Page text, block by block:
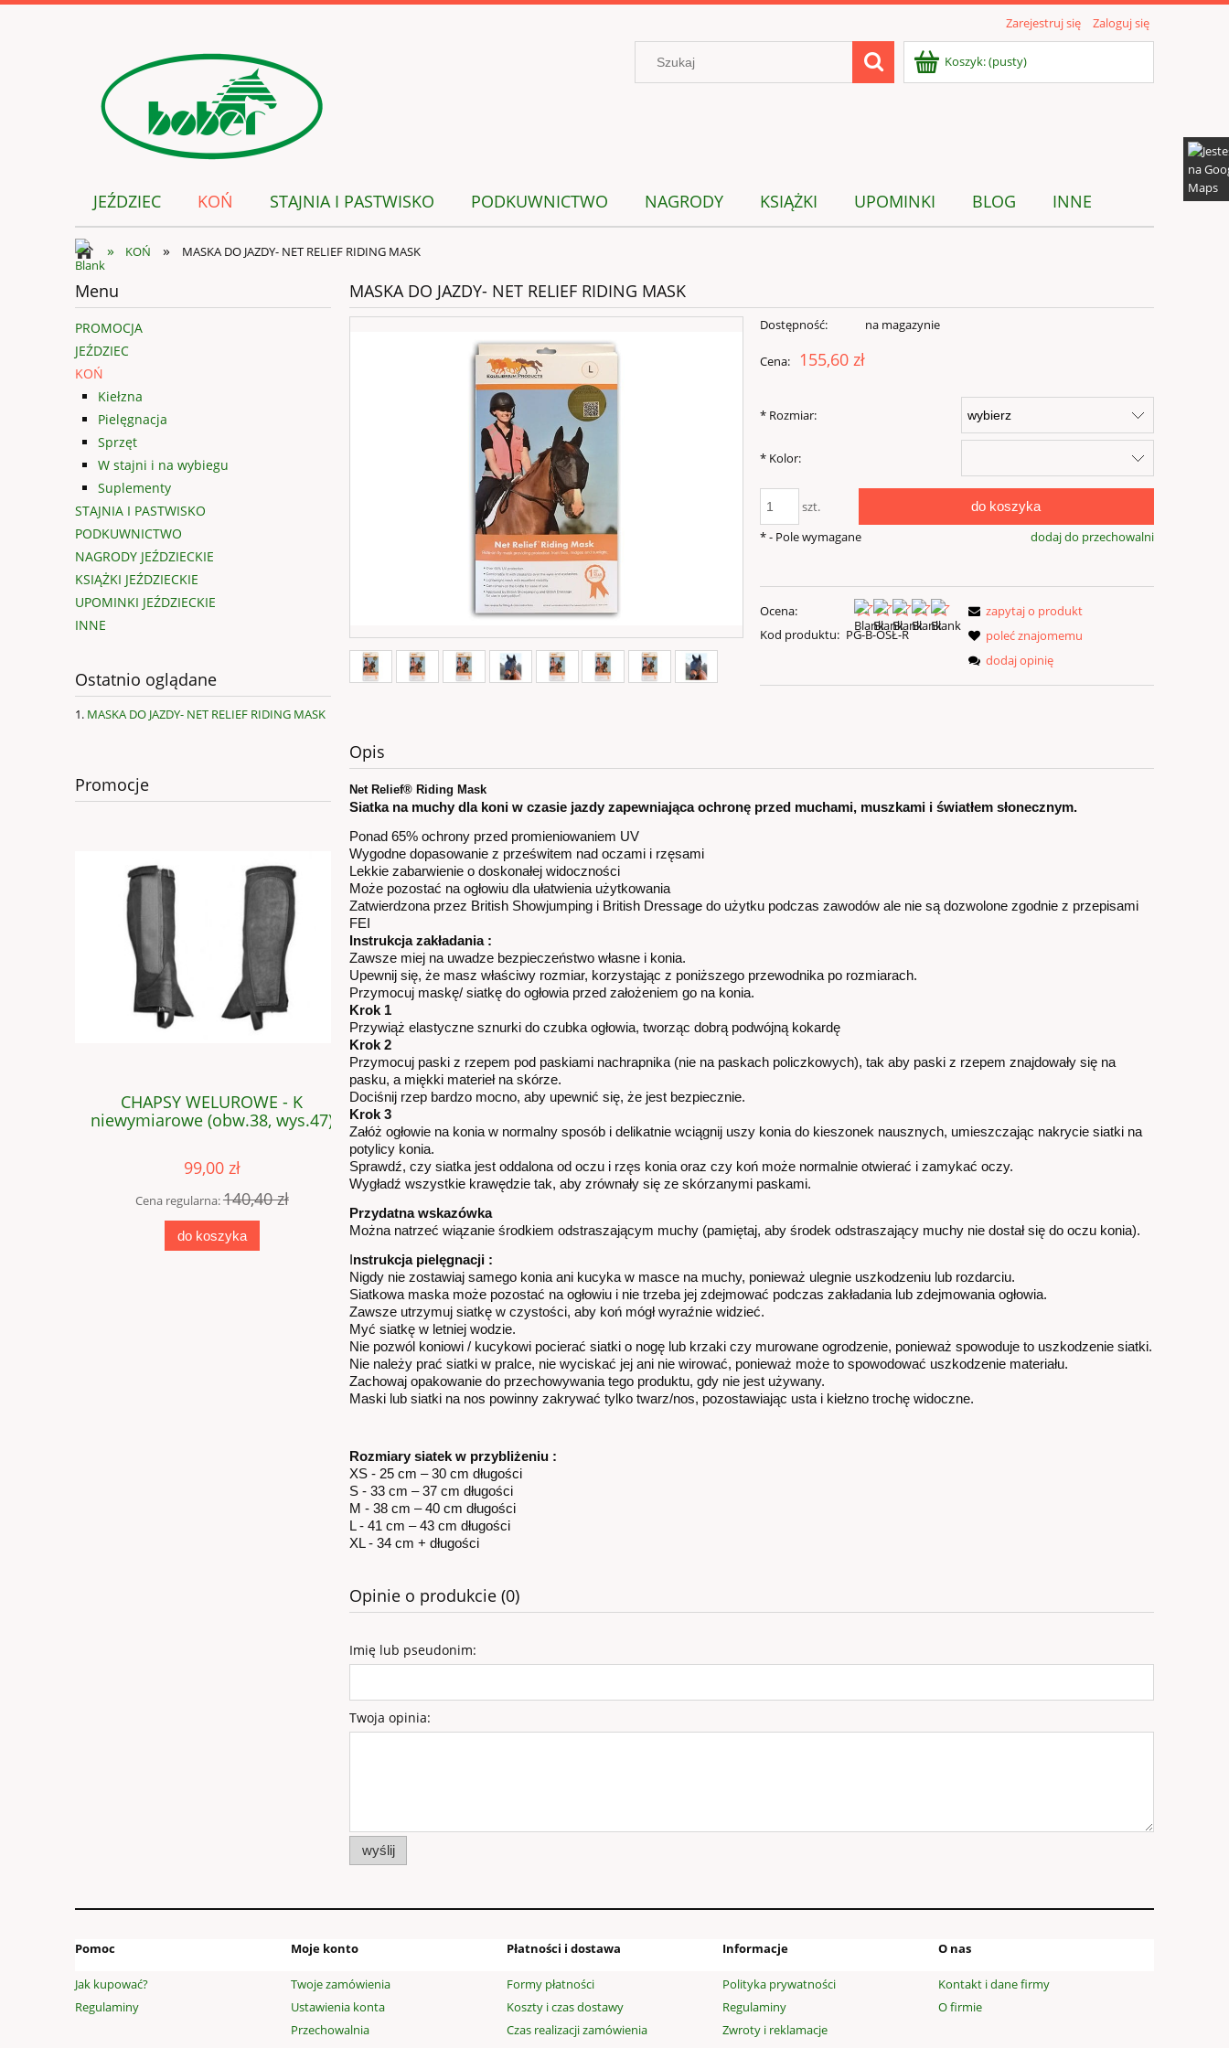
Zarejestruj się Zaloguj się
Koszyk:(pusty)
JEŹDZIEC KOŃ STAJNIA I PASTWISKO PODKUWNICTWO NAGRODY KSIĄŻKI UPOMINKI BLOG INNE
» KOŃ » MASKA DO JAZDY- NET RELIEF RIDING MASK
Menu
PROMOCJA
JEŹDZIEC
KOŃ
Kiełzna
Pielęgnacja
Sprzęt
W stajni i na wybiegu
Suplementy
STAJNIA I PASTWISKO
PODKUWNICTWO
NAGRODY JEŹDZIECKIE
KSIĄŻKI JEŹDZIECKIE
UPOMINKI JEŹDZIECKIE
INNE
Ostatnio oglądane
MASKA DO JAZDY- NET RELIEF RIDING MASK
Promocje
CHAPSY WELUROWE - K
niewymiarowe (obw.38, wys.47)
99,00 zł
Cena regularna:140,40 zł
do koszyka
CHAPSY WELUROWE - SZTYLPY
76,00 zł
99,00 zł
do koszyka
MASKA DO JAZDY- NET RELIEF RIDING MASK
Dostępność: na magazynie
Cena: 155,60 zł
* Rozmiar:
* Kolor:
szt. do koszyka
dodaj do przechowalni
*- Pole wymagane
Ocena:
Kod produktu: PG-B-OSŁ-R
zapytaj o produkt
poleć znajomemu
dodaj opinię
Opis
Net Relief® Riding Mask
Siatka na muchy dla koni w czasie jazdy zapewniająca ochronę przed muchami, muszkami i światłem słonecznym.
Ponad 65% ochrony przed promieniowaniem UV
Wygodne dopasowanie z prześwitem nad oczami i rzęsami
Lekkie zabarwienie o doskonałej widoczności
Może pozostać na ogłowiu dla ułatwienia użytkowania
Zatwierdzona przez British Showjumping i British Dressage do użytku podczas zawodów ale nie są dozwolone zgodnie z przepisami
FEI
Instrukcja zakładania :
Zawsze miej na uwadze bezpieczeństwo własne i konia.
Upewnij się, że masz właściwy rozmiar, korzystając z poniższego przewodnika po rozmiarach.
Przymocuj maskę/ siatkę do ogłowia przed założeniem go na konia.
Krok 1
Przywiąż elastyczne sznurki do czubka ogłowia, tworząc dobrą podwójną kokardę
Krok 2
Przymocuj paski z rzepem pod paskiami nachrapnika (nie na paskach policzkowych), tak aby paski z rzepem znajdowały się na
pasku, a miękki materieł na skórze.
Dociśnij rzep bardzo mocno, aby upewnić się, że jest bezpiecznie.
Krok 3
Załóż ogłowie na konia w normalny sposób i delikatnie wciągnij uszy konia do kieszonek nausznych, umieszczając nakrycie siatki na
potylicy konia.
Sprawdź, czy siatka jest oddalona od oczu i rzęs konia oraz czy koń może normalnie otwierać i zamykać oczy.
Wygładź wszystkie krawędzie tak, aby zrównały się ze skórzanymi paskami.
Przydatna wskazówka
Można natrzeć wiązanie środkiem odstraszającym muchy (pamiętaj, aby środek odstraszający muchy nie dostał się do oczu konia).
Instrukcja pielęgnacji :
Nigdy nie zostawiaj samego konia ani kucyka w masce na muchy, ponieważ ulegnie uszkodzeniu lub rozdarciu.
Siatkowa maska może pozostać na ogłowiu i nie trzeba jej zdejmować podczas zakładania lub zdejmowania ogłowia.
Zawsze utrzymuj siatkę w czystości, aby koń mógł wyraźnie widzieć.
Myć siatkę w letniej wodzie.
Nie pozwól koniowi / kucykowi pocierać siatki o nogę lub krzaki czy murowane ogrodzenie, ponieważ spowoduje to uszkodzenie siatki.
Nie należy prać siatki w pralce, nie wyciskać jej ani nie wirować, ponieważ może to spowodować uszkodzenie materiału.
Zachowaj opakowanie do przechowywania tego produktu, gdy nie jest używany.
Maski lub siatki na nos powinny zakrywać tylko twarz/nos, pozostawiając usta i kiełzno trochę widoczne.
Rozmiary siatek w przybliżeniu :
XS - 25 cm – 30 cm długości
S - 33 cm – 37 cm długości
M - 38 cm – 40 cm długości
L - 41 cm – 43 cm długości
XL - 34 cm + długości
Opinie o produkcie (0)
Imię lub pseudonim:
Twoja opinia:
wyślij
Pomoc
Jak kupować?
Regulaminy
Moje konto
Twoje zamówienia
Ustawienia konta
Przechowalnia
Płatności i dostawa
Formy płatności
Koszty i czas dostawy
Czas realizacji zamówienia
Informacje
Polityka prywatności
Regulaminy
Zwroty i reklamacje
O nas
Kontakt i dane firmy
O firmie